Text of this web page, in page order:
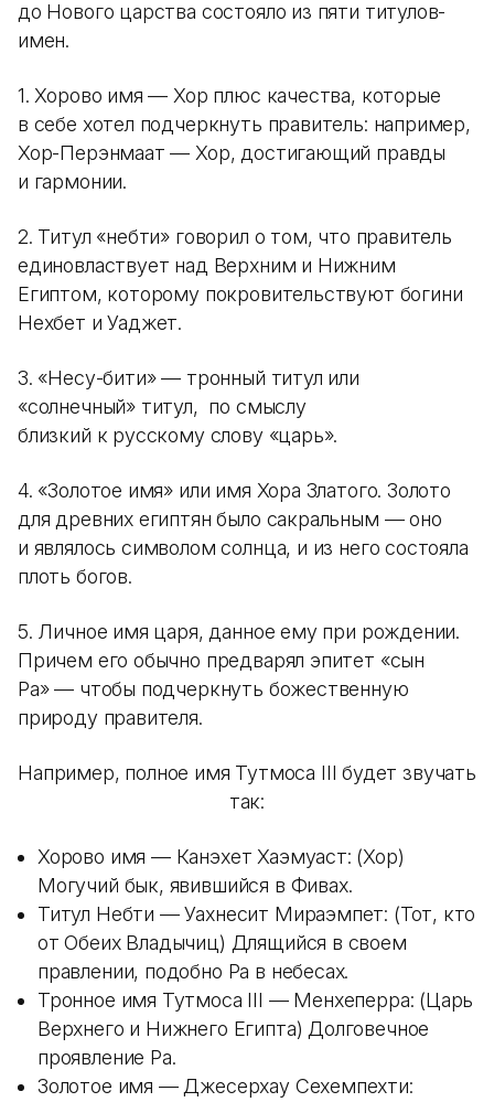
до Нового царства состояло из пяти титулов-
имен.
1. Хорово имя — Хор плюс качества, которые
в себе хотел подчеркнуть правитель: например,
Хор-Перэнмаат — Хор, достигающий правды
и гармонии.
2. Титул «небти» говорил о том, что правитель
единовластвует над Верхним и Нижним
Египтом, которому покровительствуют богини
Нехбет и Уаджет.
3. «Несу-бити» — тронный титул или
«солнечный» титул, по смыслу
близкий к русскому слову «царь».
4. «Золотое имя» или имя Хора Златого. Золото
для древних египтян было сакральным — оно
и являлось символом солнца, и из него состояла
плоть богов.
5. Личное имя царя, данное ему при рождении.
Причем его обычно предварял эпитет «сын
Ра» — чтобы подчеркнуть божественную
природу правителя.
Например, полное имя Тутмоса ІІІ будет звучать
так:
Хорово имя — Канэхет Хаэмуаст: (Хор)
Могучий бык, явившийся в Фивах.
Титул Небти — Уахнесит Мираэмпет: (Тот, кто
от Обеих Владычиц) Длящийся в своем
правлении, подобно Ра в небесах.
Тронное имя Тутмоса III — Менхеперра: (Царь
Верхнего и Нижнего Египта) Долговечное
проявление Ра.
Золотое имя — Джесерхау Сехемпехти: